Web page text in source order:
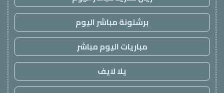
برشلونة مباشر اليوم
مباريات اليوم مباشر
يلا لايف